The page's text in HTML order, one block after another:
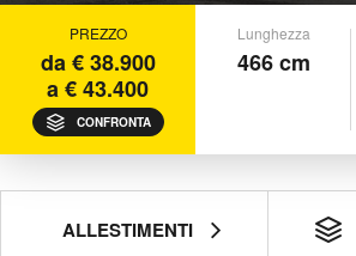
PREZZO
da € 38.900
a € 43.400
CONFRONTA
Lunghezza
466 cm
ALLESTIMENTI